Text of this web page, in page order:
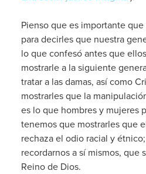
Pienso que es importante
para decirles que nuestra
lo que confesó antes que
mostrarle a la siguiente
tratar a las damas, así como
mostrarles que la
es lo que hombres y mujeres
tenemos que mostrarles que
rechaza el odio racial y
recordarnos a sí mismos, que
Reino de Dios.